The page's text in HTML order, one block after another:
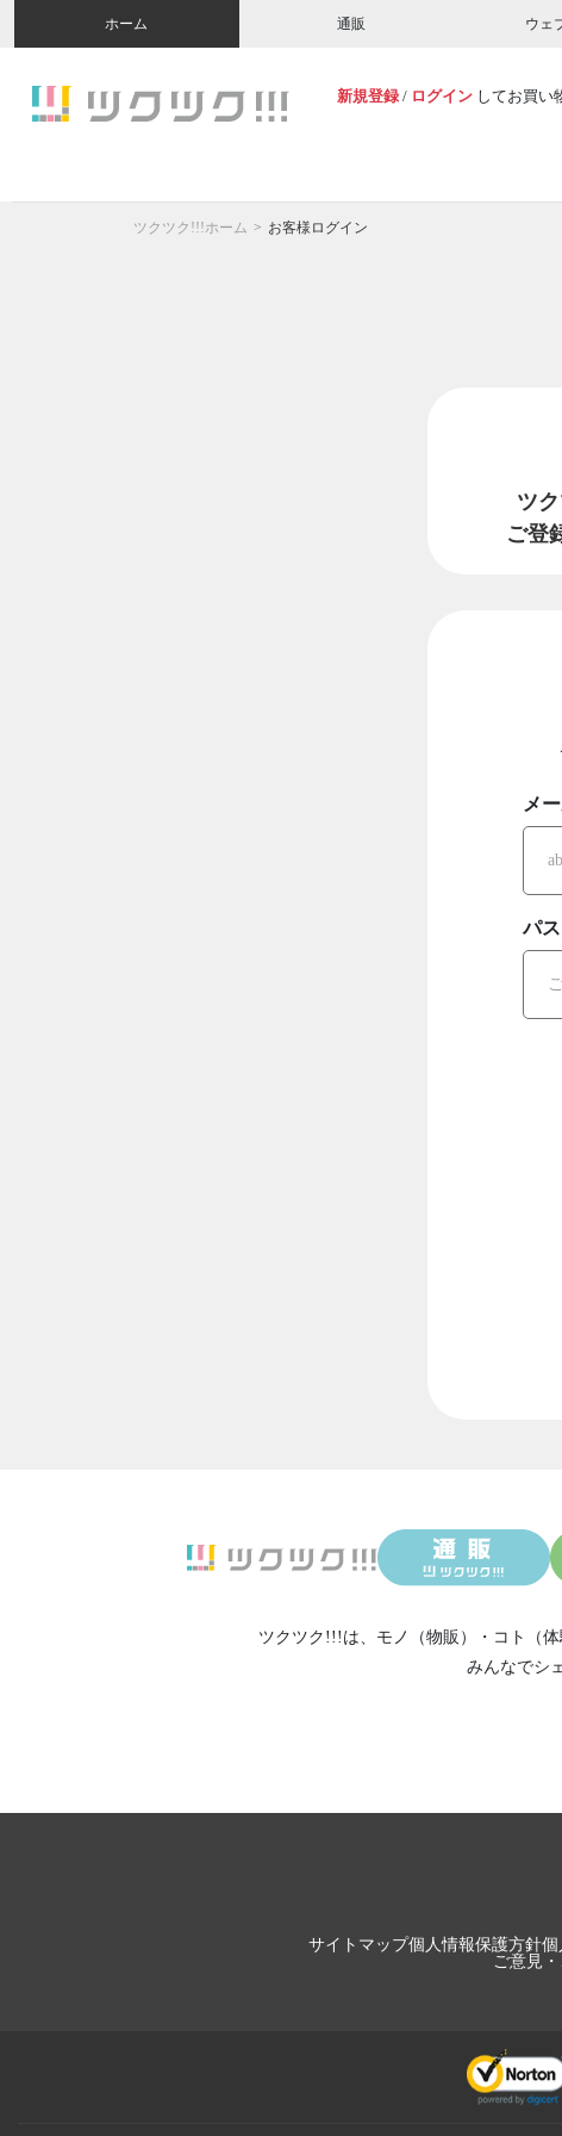
ホーム 通販 ウェ
新規登録 / ログイン してお買い
ツクツク!!!ホーム お客様ログイン
ツ
ご登
メ
パ
ツクツク!!!は、 モノ（物販） ・ コト（体
みんなでシ
サイトマップ個人情報保護方針個
ご意見